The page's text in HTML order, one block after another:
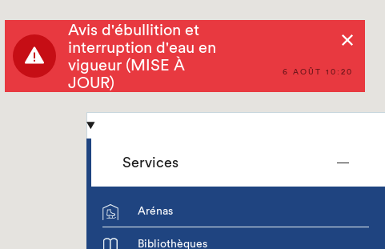
6 AOÛT 10:20
Avis d'ébullition et
interruption d'eau en
vigueur (MISE À
JOUR)
Services
Arénas
Bibliothèques